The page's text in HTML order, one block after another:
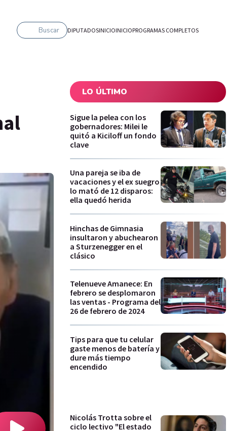
Buscar DIPUTADOSINICIOINICIOPROGRAMAS COMPLETOS
LO ÚLTIMO
Sigue la pelea con los
gobernadores: Milei le
quitó a Kiciloff un fondo
clave
Una pareja se iba de
vacaciones y el ex suegro
lo mató de 12 disparos:
ella quedó herida
Hinchas de Gimnasia
insultaron y abuchearon
a Sturzenegger en el
clásico
Telenueve Amanece: En
febrero se desplomaron
las ventas - Programa del
26 de febrero de 2024
Tips para que tu celular
gaste menos de batería y
dure más tiempo
encendido
Nicolás Trotta sobre el
ciclo lectivo "El estado